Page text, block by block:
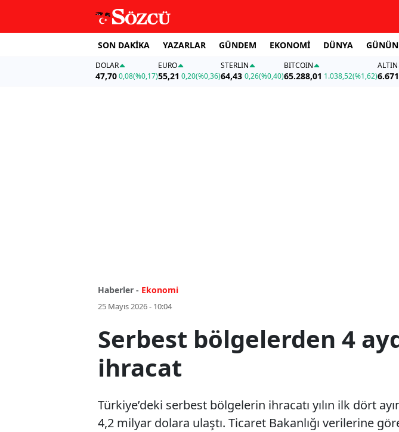
SON DAKİKA YAZARLAR GÜNDEM EKONOMİ DÜNYA
DOLAR
47,700,08(%0,17)
EURO
55,21 0,20(%0,36)
STERLIN
64,43 0,26(%0,40)
BITCOIN
65.288,01 1.038,52(%1,62)
ALTIN
Haberler - Ekonomi
25 Mayıs 2026 - 10:04
Serbest bölgelerden 4
ihracat
Türkiye’deki serbest bölgelerin ihracatı yılın ilk dört
4,2 milyar dolara ulaştı. Ticaret Bakanlığı verilerine